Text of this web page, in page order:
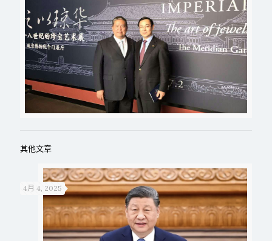
其他文章
4月 4, 2025